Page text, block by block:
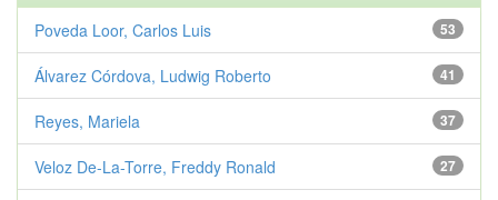
53
Poveda Loor, Carlos Luis
41
Álvarez Córdova, Ludwig Roberto
37
Reyes, Mariela
27
Veloz De-La-Torre, Freddy Ronald